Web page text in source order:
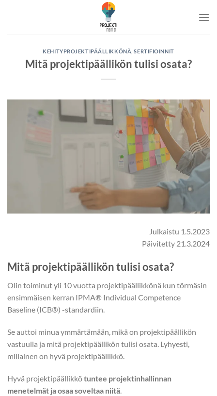
KEHITYPROJEKTIPÄÄLLIKKÖNÄ ,SERTIFIOINNIT
Mitä projektipäällikön tulisi osata?
Julkaistu 1.5.2023
Päivitetty 21.3.2024
Mitä projektipäällikön tulisi osata?
Olin toiminut yli 10 vuotta projektipäällikkönä kun törmäsin
ensimmäisen kerran IPMA® Individual Competence
Baseline (ICB®) -standardiin.
Se auttoi minua ymmärtämään, mikä on projektipäällikön
vastuulla ja mitä projektipäällikön tulisi osata. Lyhyesti,
millainen on hyvä projektipäällikkö.
Hyvä projektipäällikkötuntee projektinhallinnan
menetelmät ja osaa soveltaa niitä